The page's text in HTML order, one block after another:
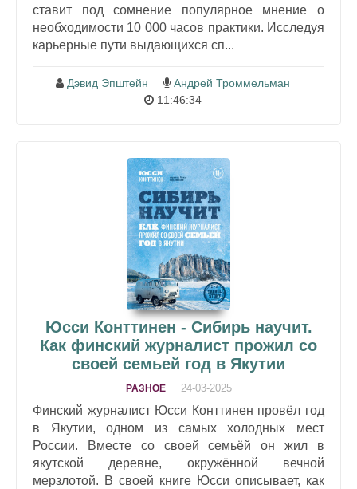
ставит под сомнение популярное мнение о
необходимости 10 000 часов практики. Исследуя
карьерные пути выдающихся сп...
Дэвид Эпштейн
Андрей Троммельман
11:46:34
Юсси Конттинен - Сибирь научит.
Как финский журналист прожил со
своей семьей год в Якутии
РАЗНОЕ 24-03-2025
Финский журналист Юсси Конттинен провёл год
в Якутии, одном из самых холодных мест
России. Вместе со своей семьёй он жил в
якутской деревне, окружённой вечной
мерзлотой. В своей книге Юсси описывает, как